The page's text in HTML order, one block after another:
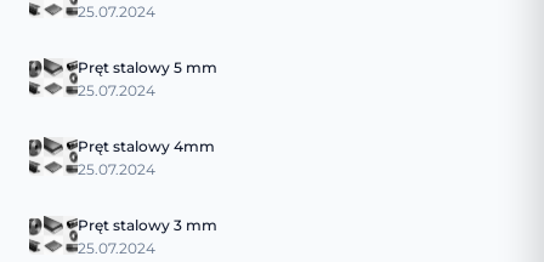
25.07.2024
Pręt stalowy 5 mm
25.07.2024
Pręt stalowy 4mm
25.07.2024
Pręt stalowy 3 mm
25.07.2024